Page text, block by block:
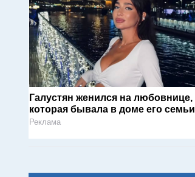
Галустян женился на любовнице,
которая бывала в доме его семьи
Реклама